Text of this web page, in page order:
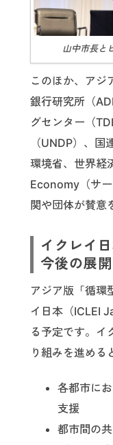
山中市長と
このほか、アジ
銀行研究所（
グセンター（
（UNDP）、
環境省、世界経
Economy（サ
関や団体が賛意
イクレイ
今後の展
アジア版「循環
イ日本（ICLEI
る予定です。イ
り組みを進める
各都市に
支援
都市間の